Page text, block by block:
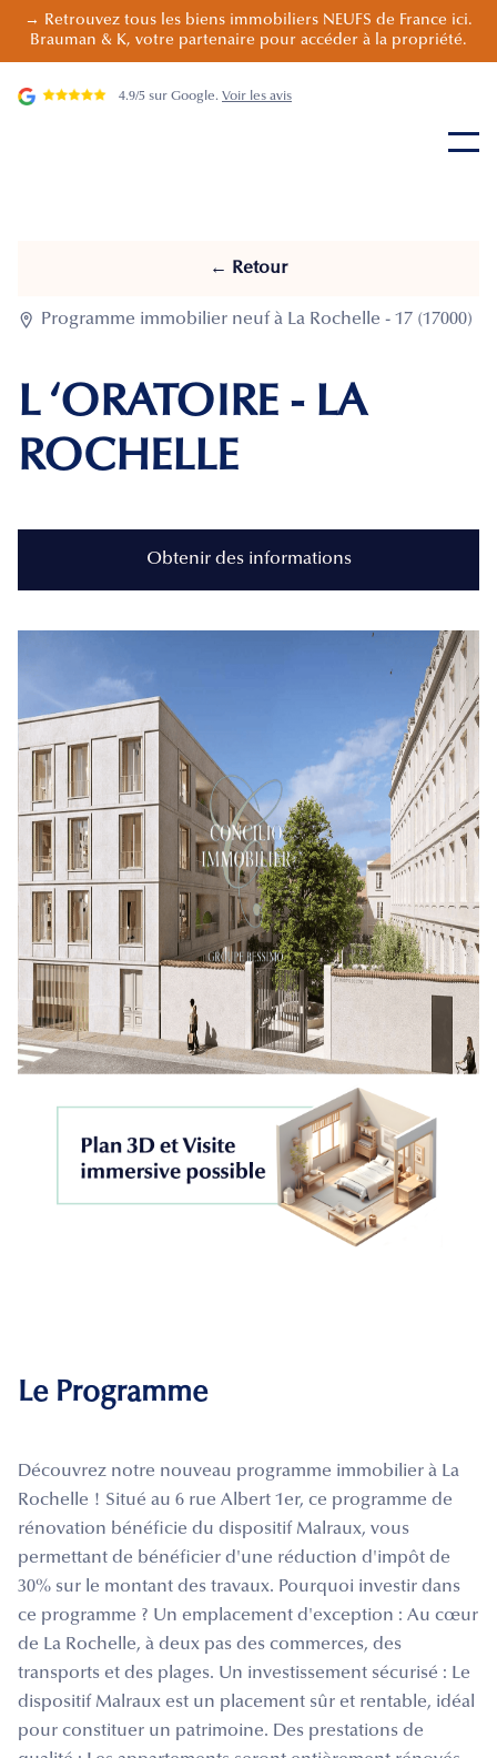
→ Retrouvez tous les biens immobiliers NEUFS de France ici.
Brauman & K, votre partenaire pour accéder à la propriété.
4.9/5 sur Google. Voir les avis
← Retour
 Programme immobilier neuf à La Rochelle - 17 (17000)
L ‘ORATOIRE - LA
ROCHELLE
Obtenir des informations
Le Programme
Découvrez notre nouveau programme immobilier à La
Rochelle ! Situé au 6 rue Albert 1er, ce programme de
rénovation bénéficie du dispositif Malraux, vous
permettant de bénéficier d'une réduction d'impôt de
30% sur le montant des travaux. Pourquoi investir dans
ce programme ? Un emplacement d'exception : Au cœur
de La Rochelle, à deux pas des commerces, des
transports et des plages. Un investissement sécurisé : Le
dispositif Malraux est un placement sûr et rentable, idéal
pour constituer un patrimoine. Des prestations de